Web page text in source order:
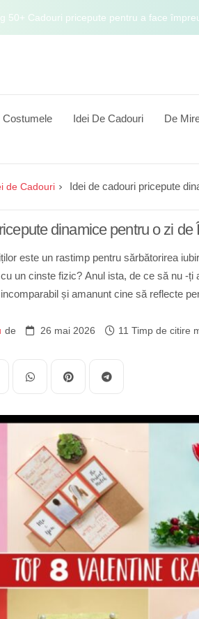
50+ Cadouri pricepute pentru a face
Forward Împreună și accesorii pentru
în interiorul refugiului nostru de seră și
Costumele Idei De Cadouri De
de Cadouri Idei de cadouri pricepute
dinamice pentru o zi de
este un rastimp pentru sărbătorirea
un cinste fizic? Anul ista, de ce să nu -
și amanunt cine să reflecte
inimă. Așadar, obțineți -vă inventiv și
un cinste pentru Onomastica
de a înfășura un cinste satis-facut
de 26 mai 2026 11 Timp de citire